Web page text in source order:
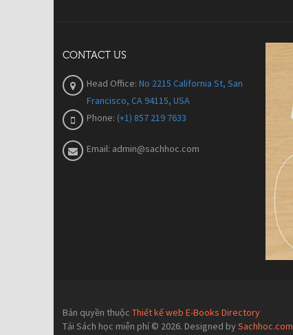
CONTACT US
Head Office: No 2215 California St, San
Francisco, CA 94115, USA
Phone: (+1) 857 219 7633
Email: admin@sachhoc.com
Bản quyền thuộc Thiết kế web E-Books Directory
Tải Sách học miễn phí © 2026. Designed by Sachhoc.com